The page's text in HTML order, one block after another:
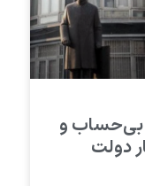
بی‌حساب و
دولت